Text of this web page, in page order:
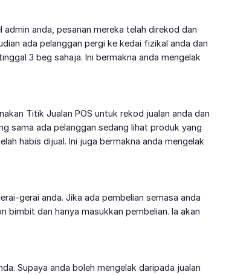
anda, pesanan mereka telah direkod dan
ada pelanggan pergi ke kedai fizikal anda dan
3 beg sahaja. Ini bermakna anda mengelak
Titik Jualan POS untuk rekod jualan anda dan
sama ada pelanggan sedang lihat produk yang
habis dijual. Ini juga bermakna anda mengelak
gerai anda. Jika ada pembelian semasa anda
bimbit dan hanya masukkan pembelian. Ia akan
Supaya anda boleh mengelak daripada jualan